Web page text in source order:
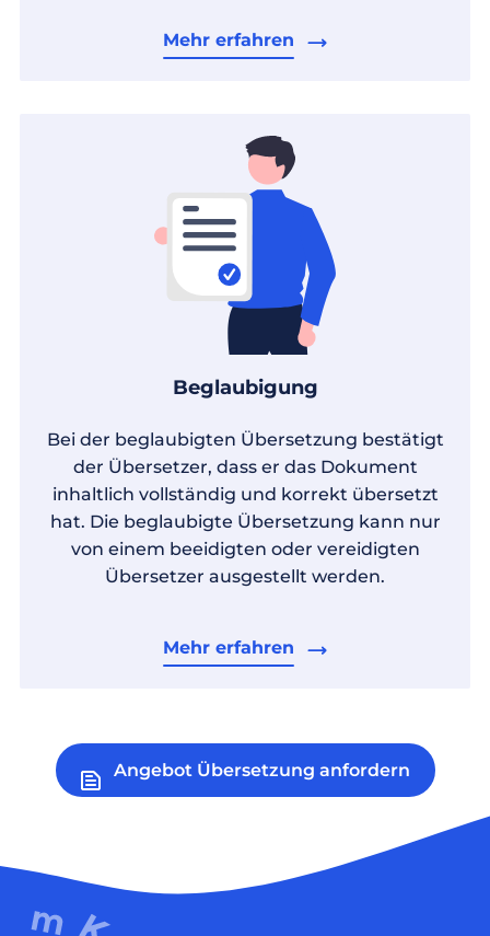
Mehr erfahren
Beglaubigung
Bei der beglaubigten Übersetzung bestätigt
der Übersetzer, dass er das Dokument
inhaltlich vollständig und korrekt übersetzt
hat. Die beglaubigte Übersetzung kann nur
von einem beeidigten oder vereidigten
Übersetzer ausgestellt werden.
Mehr erfahren
Angebot Übersetzung anfordern